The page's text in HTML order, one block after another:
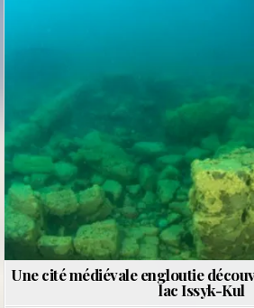
Une cité médiévale engloutie
lac Issyk-Kul